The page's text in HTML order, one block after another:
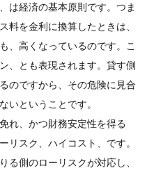
は経済の基本原則です。つま
料を金利に換算したときは、
、高くなっているのです。こ
、とも表現されます。貸す側
のですから、その危険に見合
いということです。
れ、かつ財務安定性を得る
リスク、ハイコスト、です。
る側のローリスクが対応し、